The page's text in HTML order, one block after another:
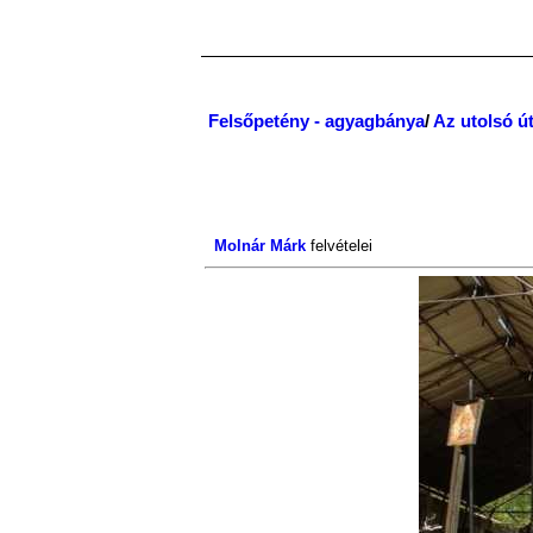
Felsőpetény - agyagbánya/Az utolsó
Molnár Márk felvételei